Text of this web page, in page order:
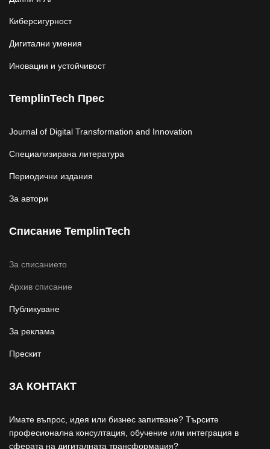
Киберсигурност
Дигитални умения
Иновации и устойчивост
TemplinTech Прес
Journal of Digital Transformation and Innovation
Специализирана литература
Периодични издания
За автори
Списание TemplinTech
За списанието
Архив списание
Публикуване
За реклама
Прескит
ЗА КОНТАКТ
Имате въпрос, идея или бизнес запитване? Търсите
професионална консултация, обучение или интеграция в
сферата на дигиталната трансформация?